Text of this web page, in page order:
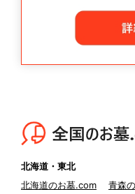
北海道・東北
北海道のお墓.com
青森